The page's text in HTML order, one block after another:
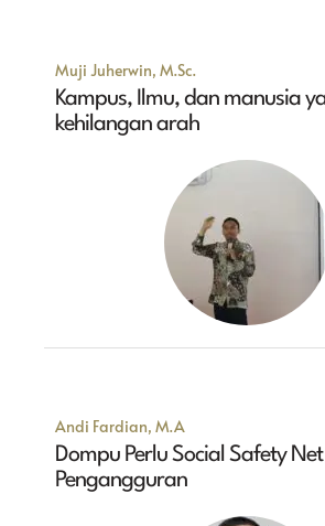
Muji Juherwin, M.Sc.
Kampus, Ilmu, dan manusia
kehilangan arah
Andi Fardian, M.A
Dompu Perlu Social Safety
Pengangguran